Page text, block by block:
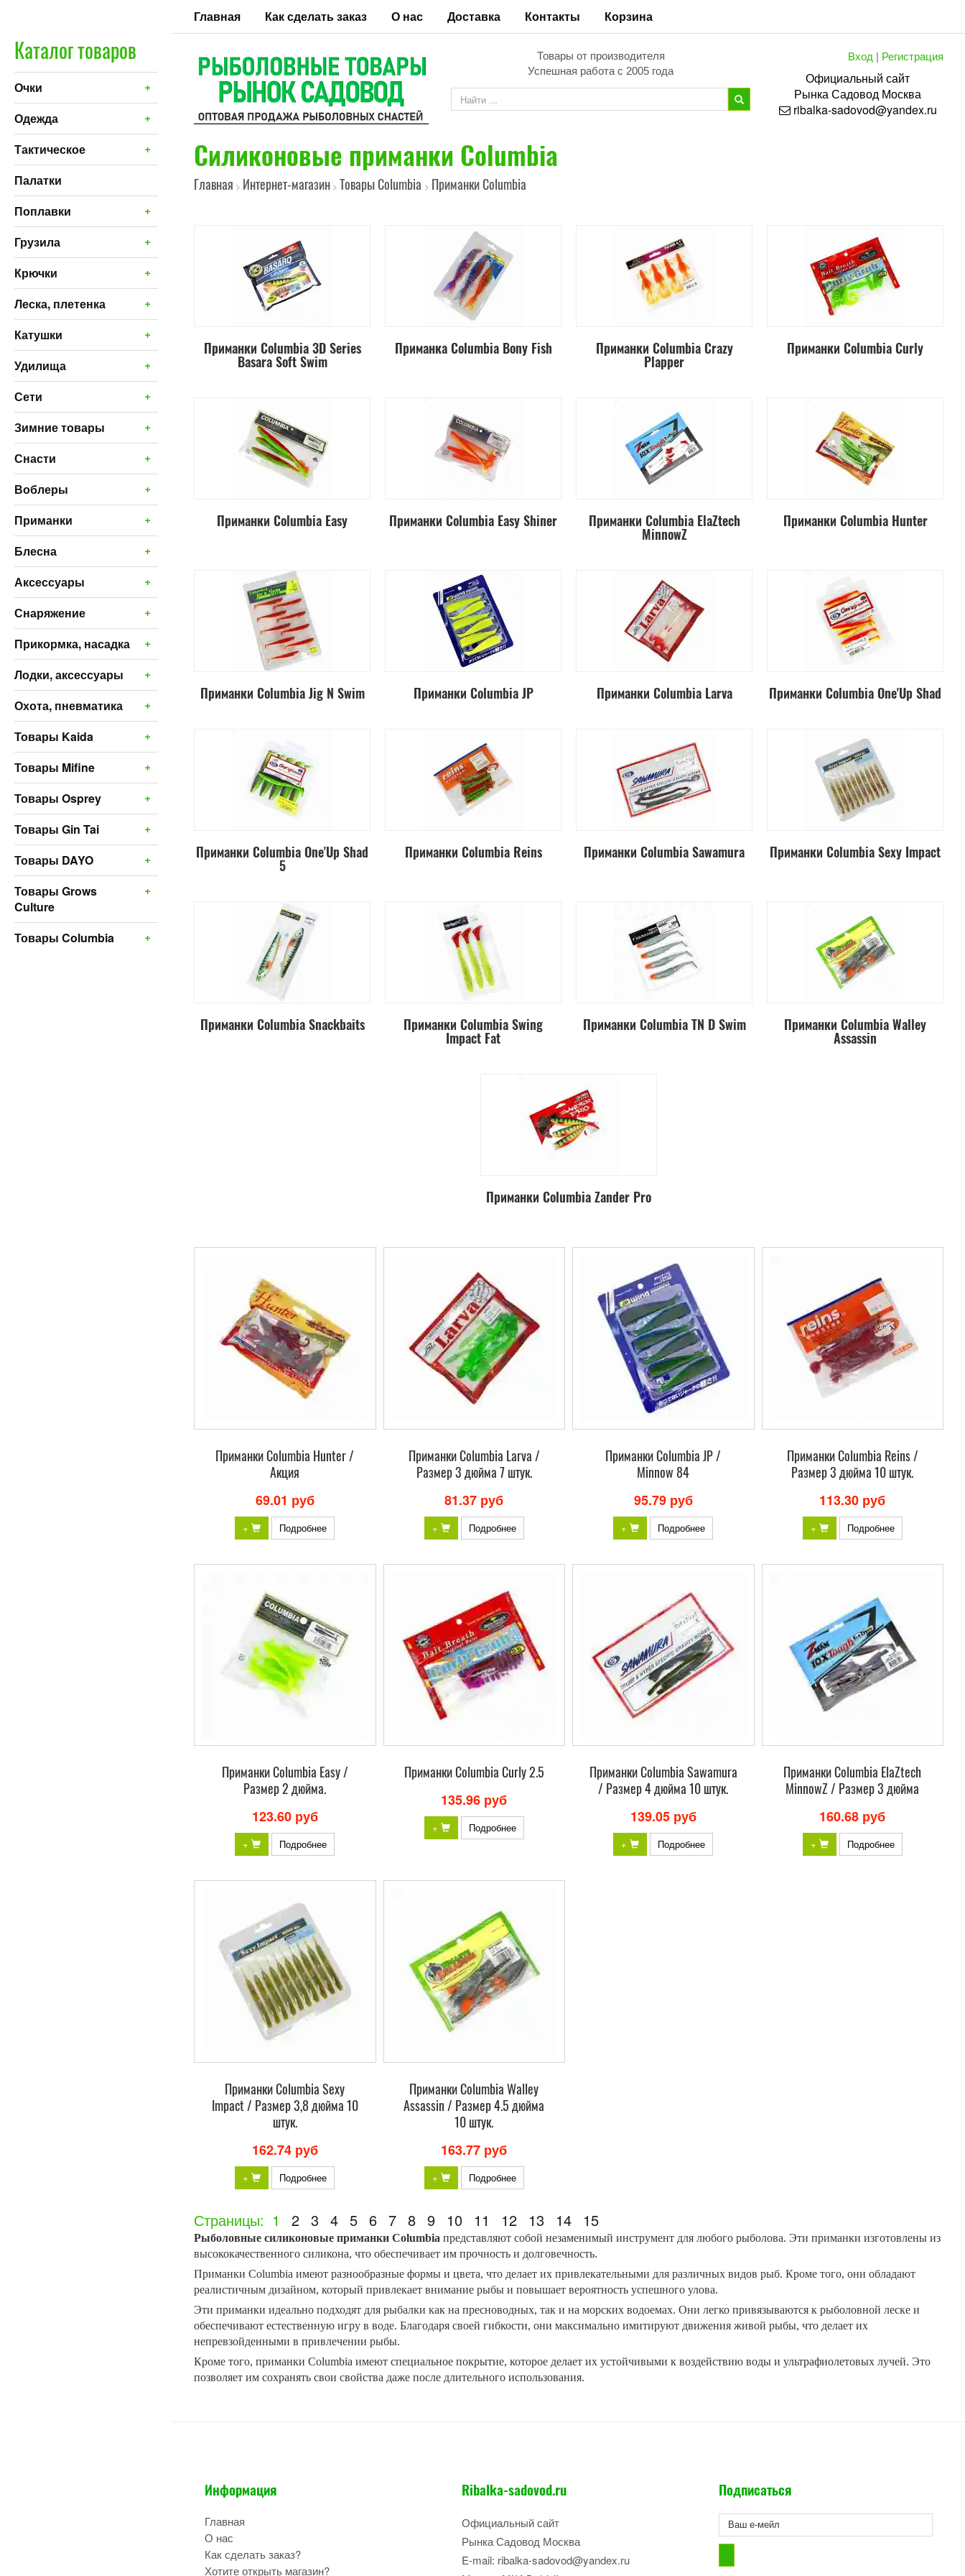
Главная Как сделать заказ О нас Доставка Контакты Корзина
Товары от производителя
Успешная работа с 2005 года
Вход | Регистрация
Официальный сайт
РынкаСадовод Москва
ribalka-sadovod@yandex.ru
Каталог товаров
+
Очки
+
Одежда
+
Тактическое
Палатки
+
Поплавки
+
Грузила
+
Крючки
+
Леска, плетенка
+
Катушки
+
Удилища
+
Сети
+
Зимние товары
+
Снасти
+
Воблеры
+
Приманки
+
Блесна
+
Аксессуары
+
Снаряжение
+
Прикормка, насадка
+
Лодки, аксессуары
+
Охота, пневматика
+
Товары Kaida
+
Товары Mifine
+
Товары Osprey
+
Товары Gin Tai
+
Товары DAYO
+
Товары Grows
Culture
+
Товары Columbia
Силиконовые приманки Columbia
Главная > Интернет-магазин > Товары Columbia > Приманки Columbia
Приманки Columbia 3D Series
Basara Soft Swim
Приманка Columbia Bony Fish Приманки Columbia Crazy
Plapper
Приманки Columbia Curly
Приманки Columbia Easy Приманки Columbia Easy Shiner Приманки Columbia ElaZtech
MinnowZ
Приманки Columbia Hunter
Приманки Columbia Jig N Swim Приманки Columbia JP Приманки Columbia Larva Приманки Columbia One'Up Shad
Приманки Columbia One'Up Shad
5
Приманки Columbia Reins Приманки Columbia Sawamura Приманки Columbia Sexy Impact
Приманки Columbia Snackbaits Приманки Columbia Swing
Impact Fat
Приманки Columbia TN D Swim Приманки Columbia Walley
Assassin
Приманки Columbia Zander Pro
Приманки Columbia Hunter /
Акция
69.01 руб
+ Подробнее
Приманки Columbia Larva /
Размер 3 дюйма 7 штук.
81.37 руб
+ Подробнее
Приманки Columbia JP /
Minnow 84
95.79 руб
+ Подробнее
Приманки Columbia Reins /
Размер 3 дюйма 10 штук.
113.30 руб
+ Подробнее
Приманки Columbia Easy /
Размер 2 дюйма.
123.60 руб
+ Подробнее
Приманки Columbia Curly 2.5
135.96 руб
+ Подробнее
Приманки Columbia Sawamura
/ Размер 4 дюйма 10 штук.
139.05 руб
+ Подробнее
Приманки Columbia ElaZtech
MinnowZ / Размер 3 дюйма
160.68 руб
+ Подробнее
Приманки Columbia Sexy
Impact / Размер 3,8 дюйма 10
штук.
162.74 руб
+ Подробнее
Приманки Columbia Walley
Assassin / Размер 4.5 дюйма
10 штук.
163.77 руб
+ Подробнее
Страницы: 1 2 3 4 5 6 7 8 9 10 11 12 13 14 15
Рыболовные силиконовые приманки Columbia представляют собой незаменимый инструмент для любого рыболова. Эти приманки изготовлены из
высококачественного силикона, что обеспечивает им прочность и долговечность.
Приманки Columbia имеют разнообразные формы и цвета, что делает их привлекательными для различных видов рыб. Кроме того, они обладают
реалистичным дизайном, который привлекает внимание рыбы и повышает вероятность успешного улова.
Эти приманки идеально подходят для рыбалки как на пресноводных, так и на морских водоемах. Они легко привязываются к рыболовной леске и
обеспечивают естественную игру в воде. Благодаря своей гибкости, они максимально имитируют движения живой рыбы, что делает их
непревзойденными в привлечении рыбы.
Кроме того, приманки Columbia имеют специальное покрытие, которое делает их устойчивыми к воздействию воды и ультрафиолетовых лучей. Это
позволяет им сохранять свои свойства даже после длительного использования.
Информация
Главная
О нас
Как сделать заказ?
Хотите открыть магазин?
Ribalka-sadovod.ru
Официальный сайт
Рынка Садовод Москва
E-mail: ribalka-sadovod@yandex.ru
Подписаться